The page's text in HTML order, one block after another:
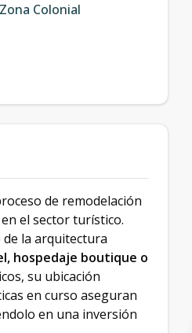
Zona Colonial
de remodelación
el sector turístico.
la arquitectura
hospedaje boutique o
su ubicación
en curso aseguran
en una inversión